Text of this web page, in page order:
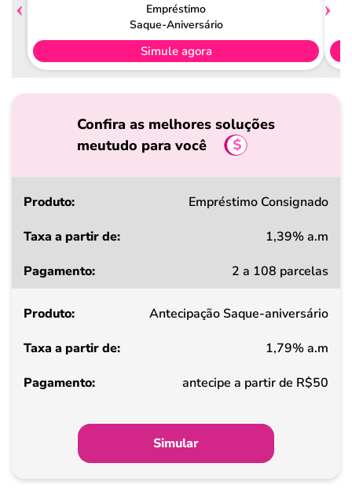
Empréstimo
Saque-Aniversário
Simule agora
Confira as melhores soluções
meutudo para você
Produto
a
de
Pagamento
Empréstimo Consignado
1,39% a.m
2 a 108 parcelas
Antecipação Saque-aniversário
1,79% a.m
antecipe a partir de R$50
Simular